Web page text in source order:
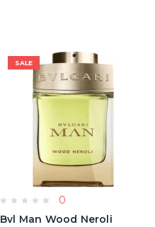
SALE
0
Bvl Man Wood Neroli